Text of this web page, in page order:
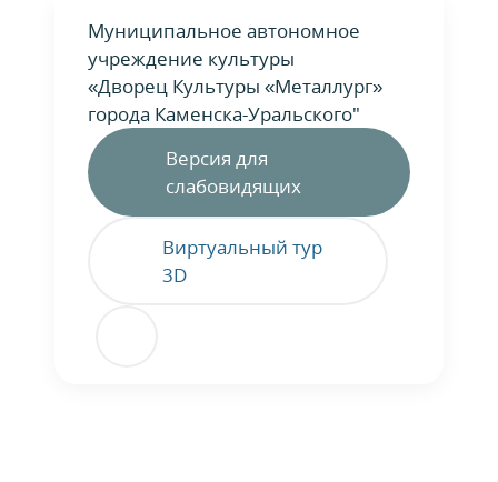
Муниципальное автономное
учреждение культуры
«Дворец Культуры «Металлург»
города Каменска-Уральского"
Версия для
слабовидящих
Виртуальный тур
3D